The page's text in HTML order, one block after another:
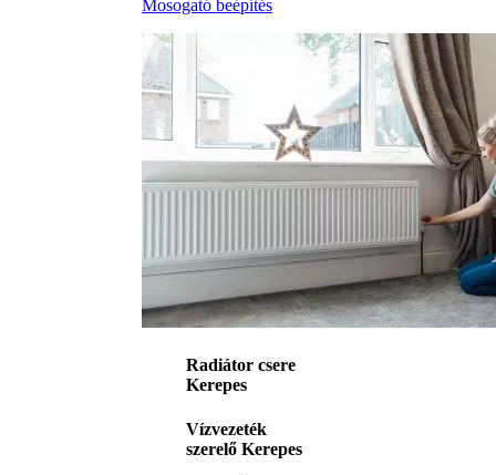
Mosogató beépítés
Radiátor csere
Kerepes
Vízvezeték
szerelő Kerepes